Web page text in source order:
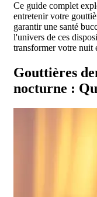
Ce guide complet
entretenir votre
garantir une santé
l'univers de ces
transformer votre nuit
Gouttières
nocturne :